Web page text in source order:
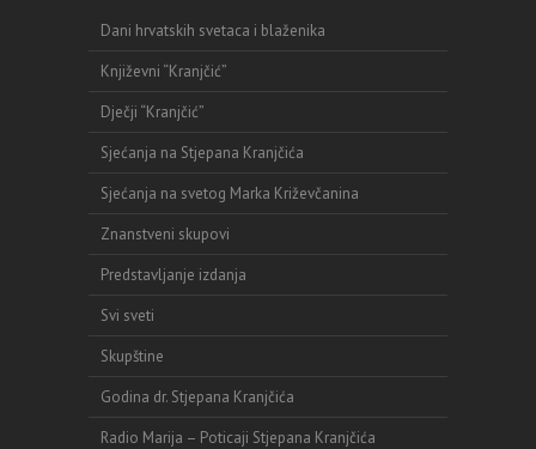
Dani hrvatskih svetaca i blaženika
Književni “Kranjčić”
Dječji “Kranjčić”
Sjećanja na Stjepana Kranjčića
Sjećanja na svetog Marka Križevčanina
Znanstveni skupovi
Predstavljanje izdanja
Svi sveti
Skupštine
Godina dr. Stjepana Kranjčića
Radio Marija – Poticaji Stjepana Kranjčića